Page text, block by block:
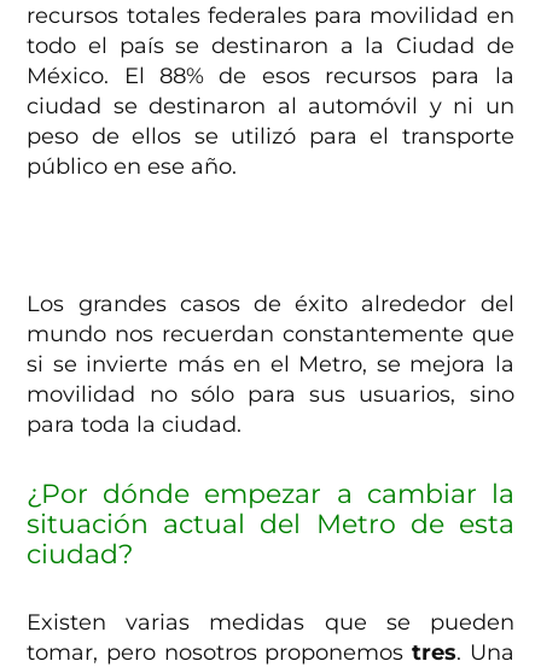
recursos totales federales para movilidad en
todo el país se destinaron a la Ciudad de
México. El 88% de esos recursos para la
ciudad se destinaron al automóvil y ni un
peso de ellos se utilizó para el transporte
público en ese año.
Los grandes casos de éxito alrededor del
mundo nos recuerdan constantemente que
si se invierte más en el Metro, se mejora la
movilidad no sólo para sus usuarios, sino
para toda la ciudad.
¿Por dónde empezar a cambiar la
situación actual del Metro de esta
ciudad?
Existen varias medidas que se pueden
tomar, pero nosotros proponemos tres. Una